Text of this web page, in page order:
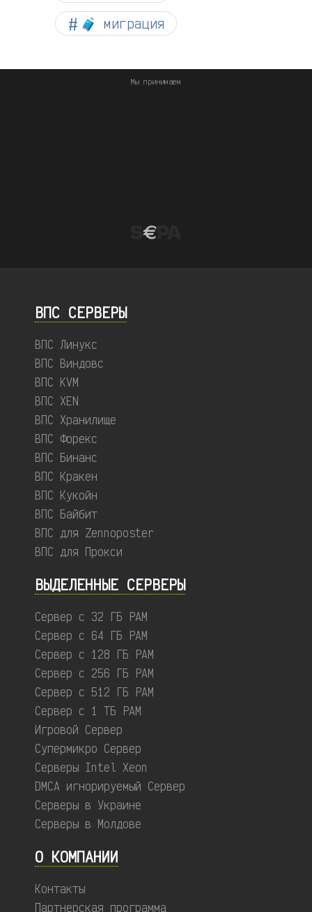
🧳 миграция
Мы принимаем
ВПС СЕРВЕРЫ
ВПС Линукс
ВПС Виндовс
ВПС KVM
ВПС XEN
ВПС Хранилище
ВПС Форекс
ВПС Бинанс
ВПС Кракен
ВПС Кукойн
ВПС Байбит
ВПС для Zennoposter
ВПС для Прокси
ВЫДЕЛЕННЫЕ CЕРВЕРЫ
Сервер с 32 ГБ РАМ
Сервер с 64 ГБ РАМ
Сервер с 128 ГБ РАМ
Сервер с 256 ГБ РАМ
Сервер с 512 ГБ РАМ
Сервер с 1 ТБ РАМ
Игровой Сервер
Супермикро Сервер
Серверы Intel Xeon
DMCA игнорируемый Сервер
Серверы в Украине
Серверы в Молдове
О КОМПАНИИ
Контакты
Партнерская программа